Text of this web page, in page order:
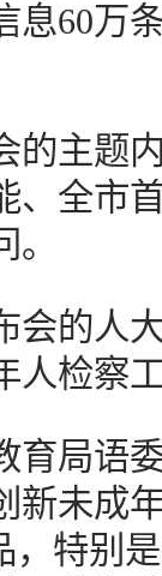
息60万
主题内
、全市
的人大
人检察
局语委
新未成
，特别